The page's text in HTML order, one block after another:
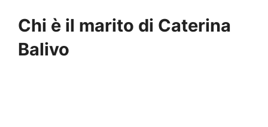
Chi è il marito di Caterina
Balivo